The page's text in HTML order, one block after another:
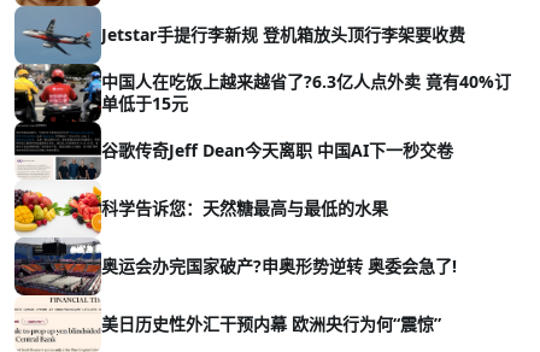
Jetstar手提行李新规 登机箱放头顶行李架要收费
中国人在吃饭上越来越省了?6.3亿人点外卖 竟有40%订
单低于15元
谷歌传奇Jeff Dean今天离职 中国AI下一秒交卷
科学告诉您：天然糖最高与最低的水果
奥运会办完国家破产?申奥形势逆转 奥委会急了!
美日历史性外汇干预内幕 欧洲央行为何“震惊”